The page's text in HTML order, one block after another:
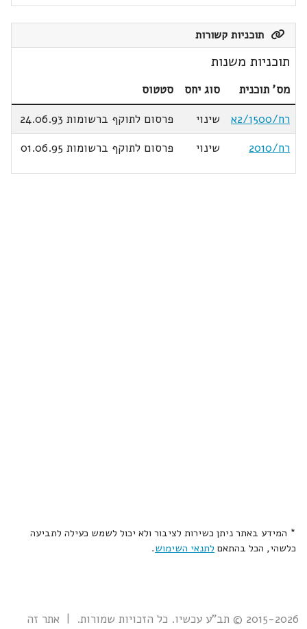
תוכניות קשורות
תוכניות משנות
מס' תוכנית סוג יחס
סטטוס
רח/2/1500א
שינוי
פרסום לתוקף ברשומות 24.06.93
רח/2010
שינוי פרסום לתוקף ברשומות 01.06.95
* המידע באתר ניתן כשירות לציבור ולא יכול לשמש כעילה לתביעה
כלשהי, הכל בהתאם לתנאי השימוש.
2015-2026 © תב"ע עכשיו. כל הזכויות שמורות. | אתר זה